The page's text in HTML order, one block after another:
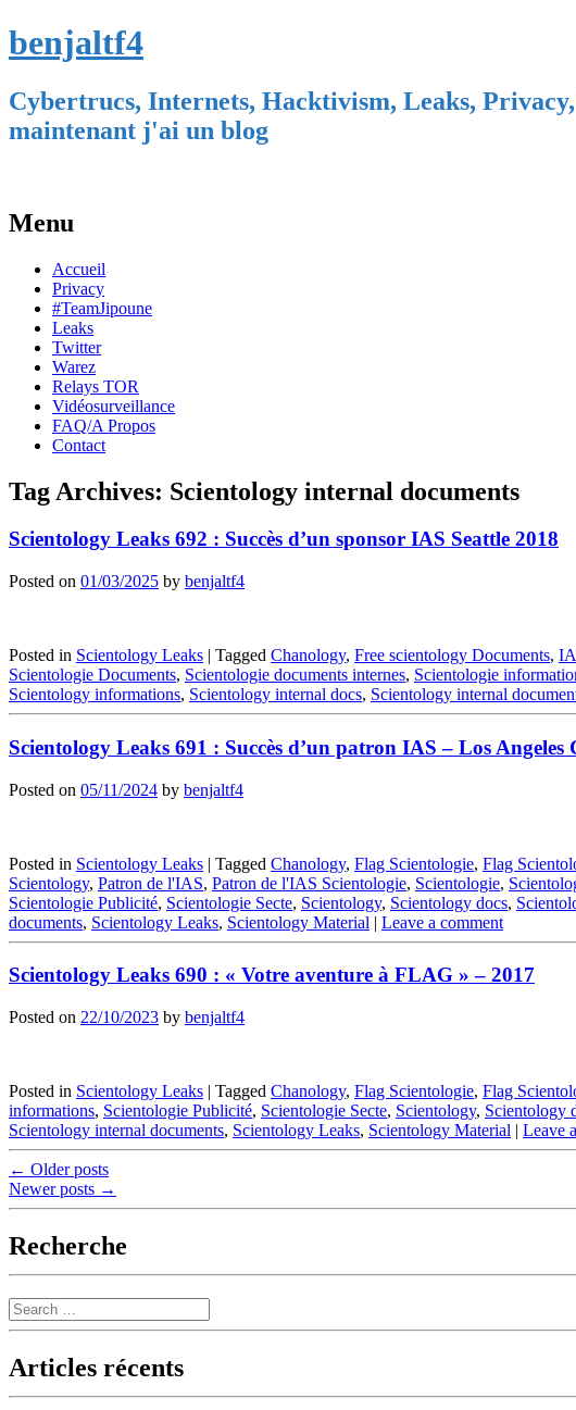
benjaltf4
Cybertrucs, Internets, Hacktivism, Leaks,
maintenant j'ai un blog
Menu
Skip
content
Accueil
Privacy
#TeamJipoune
Leaks
Twitter
Warez
Relays TOR
Vidéosurveillance
FAQ/A Propos
Contact
Tag Archives: Scientology internal documents
Scientology Leaks 692 : Succès d’un sponsor IAS Seattle 2018
Posted on 01/03/2025 by benjaltf4
Posted in Scientology Leaks | Tagged Chanology, Free scientology Documents,
Scientologie Documents, Scientologie documents internes, Scientologie
Scientology informations, Scientology internal docs, Scientology internal
Scientology Leaks 691 : Succès d’un patron IAS – Los Angeles
Posted on 05/11/2024 by benjaltf4
Posted in Scientology Leaks | Tagged Chanology, Flag Scientologie, Flag
Scientology, Patron de l'IAS, Patron de l'IAS Scientologie, Scientologie,
Scientologie Publicité, Scientologie Secte, Scientology, Scientology docs,
documents, Scientology Leaks, Scientology Material | Leave a comment
Scientology Leaks 690 : « Votre aventure à FLAG » – 2017
Posted on 22/10/2023 by benjaltf4
Posted in Scientology Leaks | Tagged Chanology, Flag Scientologie, Flag
informations, Scientologie Publicité, Scientologie Secte, Scientology, Scientology
Scientology internal documents, Scientology Leaks, Scientology Material | Leave
Post
navigation
← Older posts
Newer posts →
Recherche
Search
Articles récents